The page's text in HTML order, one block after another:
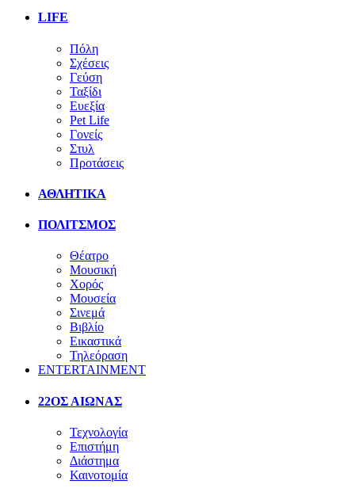
LIFE
Πόλη
Σχέσεις
Γεύση
Ταξίδι
Ευεξία
Pet Life
Γονείς
Στυλ
Προτάσεις
ΑΘΛΗΤΙΚΑ
ΠΟΛΙΤΣΜΟΣ
Θέατρο
Μουσική
Χορός
Μουσεία
Σινεμά
Βιβλίο
Εικαστικά
Τηλεόραση
ENTERTAINMENT
22ΟΣ ΑΙΩΝΑΣ
Τεχνολογία
Επιστήμη
Διάστημα
Καινοτομία